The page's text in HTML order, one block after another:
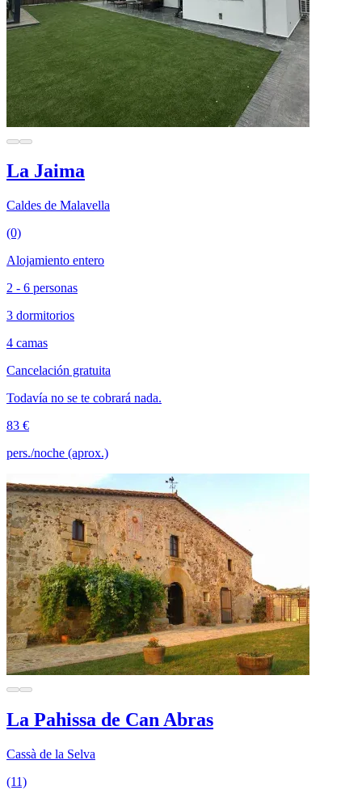
La Jaima
Caldes de Malavella
(0)
Alojamiento entero
2 - 6 personas
3 dormitorios
4 camas
Cancelación gratuita
Todavía no se te cobrará nada.
83 €
pers./noche (aprox.)
La Pahissa de Can Abras
Cassà de la Selva
(11)